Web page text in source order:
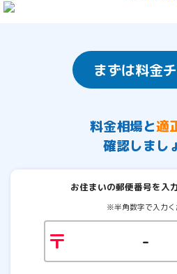
まずは料金
料金相場と適
確認しまし
お住まいの郵便番号を入
※半角数字で入力く
〒 -